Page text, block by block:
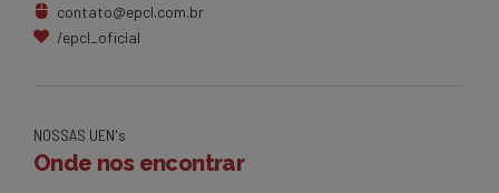
contato@epcl.com.br
/epcl_oficial
NOSSAS UEN's
Onde nos encontrar